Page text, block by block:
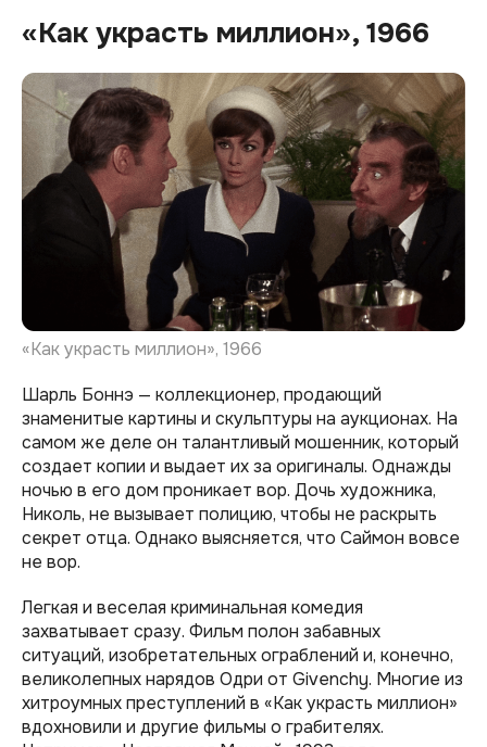
«Как украсть миллион», 1966
«Как украсть миллион», 1966
Шарль Боннэ — коллекционер, продающий
знаменитые картины и скульптуры на аукционах. На
самом же деле он талантливый мошенник, который
создает копии и выдает их за оригиналы. Однажды
ночью в его дом проникает вор. Дочь художника,
Николь, не вызывает полицию, чтобы не раскрыть
секрет отца. Однако выясняется, что Саймон вовсе
не вор.
Легкая и веселая криминальная комедия
захватывает сразу. Фильм полон забавных
ситуаций, изобретательных ограблений и, конечно,
великолепных нарядов Одри от Givenchy. Многие из
хитроумных преступлений в «Как украсть миллион»
вдохновили и другие фильмы о грабителях.